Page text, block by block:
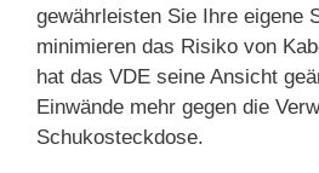
gewährleisten Sie Ihre eigene
minimieren das Risiko von
hat das VDE seine Ansicht
Einwände mehr gegen die
Schukosteckdose.